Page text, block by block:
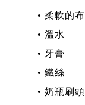
• 柔軟的布
• 溫水
• 牙膏
• 鐵絲
• 奶瓶刷頭